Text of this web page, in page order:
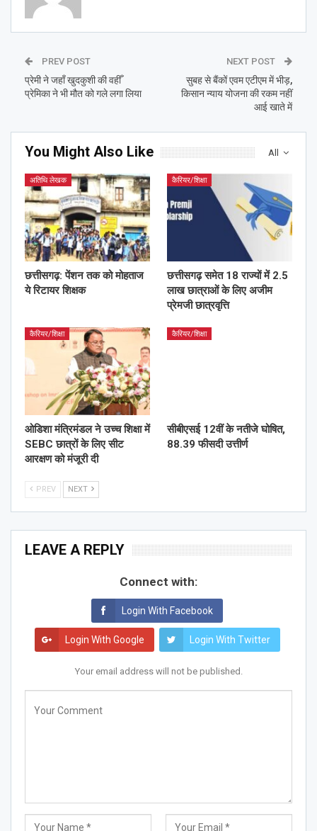
PREV POST
प्रेमी ने जहाँ खुदकुशी की वहीँ
प्रेमिका ने भी मौत को गले लगा लिया
NEXT POST
सुबह से बैंकों एवम एटीएम में भीड़,
किसान न्याय योजना की रकम नहीं
आई खाते में
All
You Might Also Like
अतिथि लेखक
छत्तीसगढ़: पेंशन तक को मोहताज
ये रिटायर शिक्षक
कैरियर/शिक्षा
छत्तीसगढ़ समेत 18 राज्यों में 2.5
लाख छात्राओं के लिए अजीम
प्रेमजी छात्रवृत्ति
कैरियर/शिक्षा
ओडिशा मंत्रिमंडल ने उच्च शिक्षा में
SEBC छात्रों के लिए सीट
आरक्षण को मंजूरी दी
कैरियर/शिक्षा
सीबीएसई 12वीं के नतीजे घोषित,
88.39 फीसदी उत्तीर्ण
PREV NEXT
LEAVE A REPLY
Connect with:
Login With Facebook
Login With Google Login With Twitter
Your email address will not be published.